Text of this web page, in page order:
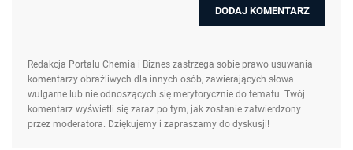
Redakcja Portalu Chemia i Biznes zastrzega sobie prawo usuwania
komentarzy obraźliwych dla innych osób, zawierających słowa
wulgarne lub nie odnoszących się merytorycznie do tematu. Twój
komentarz wyświetli się zaraz po tym, jak zostanie zatwierdzony
przez moderatora. Dziękujemy i zapraszamy do dyskusji!